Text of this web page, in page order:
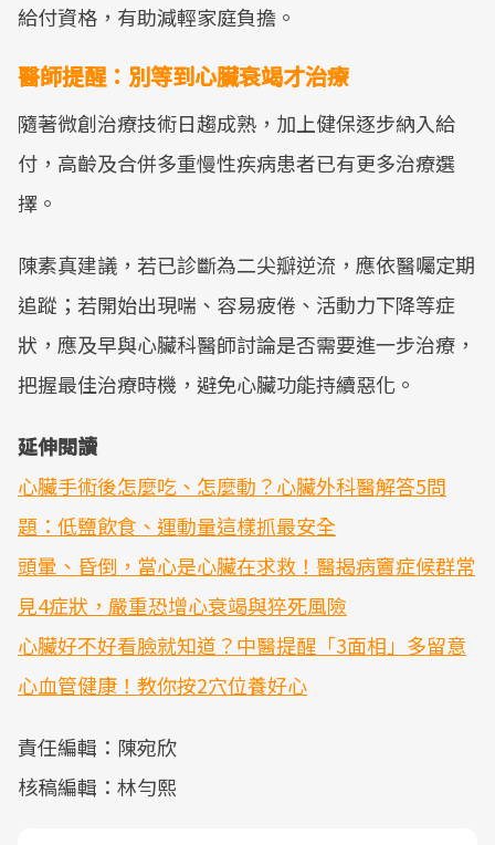
給付資格，有助減輕家庭負擔。
醫師提醒：別等到心臟衰竭才治療
隨著微創治療技術日趨成熟，加上健保逐步納入給
付，高齡及合併多重慢性疾病患者已有更多治療選
擇。
陳素真建議，若已診斷為二尖瓣逆流，應依醫囑定期
追蹤；若開始出現喘、容易疲倦、活動力下降等症
狀，應及早與心臟科醫師討論是否需要進一步治療，
把握最佳治療時機，避免心臟功能持續惡化。
延伸閱讀
心臟手術後怎麼吃、怎麼動？心臟外科醫解答5問
題：低鹽飲食、運動量這樣抓最安全
頭暈、昏倒，當心是心臟在求救！醫揭病竇症候群常
見4症狀，嚴重恐增心衰竭與猝死風險
心臟好不好看臉就知道？中醫提醒「3面相」多留意
心血管健康！教你按2穴位養好心
責任編輯：陳宛欣
核稿編輯：林勻熙